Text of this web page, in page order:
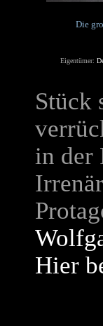
Die
Eigentümer:
Stück
in der
Hier